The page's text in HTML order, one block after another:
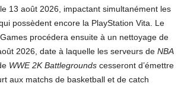
13 août 2026, impactant simultanément les
possèdent encore la PlayStation Vita. Le
procédera ensuite à un nettoyage de
2026, date à laquelle les serveurs de NBA
WWE 2K Battlegrounds cesseront d’émettre
aux matchs de basketball et de catch